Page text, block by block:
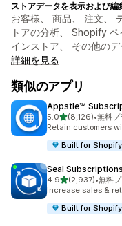
ストアデータを表示および編
お客様、 商品、 注文、
トアの分析、 Shopify
インストア、 その他のデ
詳細を見る
類似のアプリ
Appstle℠
5.05つ星中
(8,126)
合計レビュー数：
•無料プ
Retain customers
Built for Shopify
Seal
4.95つ星中
(2,937)
合計レビュー数：
•無料
Increase sales &
Built for Shopify